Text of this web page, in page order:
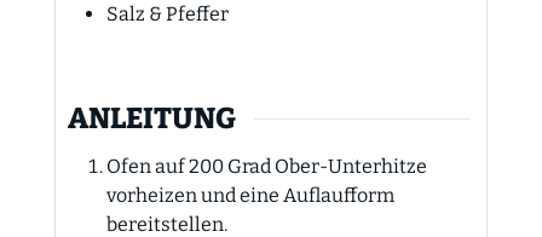
Salz & Pfeffer
ANLEITUNG
Ofen auf 200 Grad Ober-Unterhitze
vorheizen und eine Auflaufform
bereitstellen.